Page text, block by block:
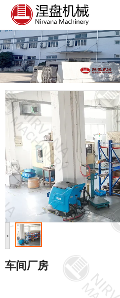
工厂展示
首页 工厂展示
<
车间厂房